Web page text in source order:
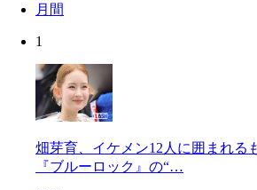
月間
1
畑芽育、イケメン12人に囲まれ
『ブルーロック』の“…